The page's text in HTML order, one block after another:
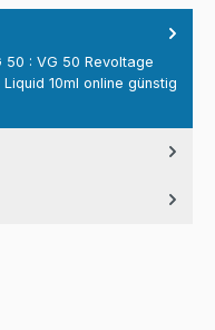
50 : VG 50 Revoltage
10ml online günstig